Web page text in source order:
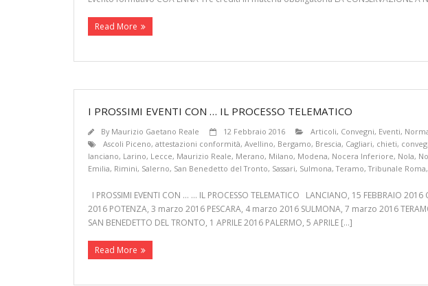
Read More
I PROSSIMI EVENTI CON … IL PROCESSO TELEMATICO
By Maurizio Gaetano Reale 12 Febbraio 2016 Articoli, Convegni, Eventi,
Ascoli Piceno, attestazioni conformità, Avellino, Bergamo, Brescia, Cagliari, chieti,
lanciano, Larino, Lecce, Maurizio Reale, Merano, Milano, Modena, Nocera Inferiore, Nola,
Emilia, Rimini, Salerno, San Benedetto del Tronto, Sassari, Sulmona,Teramo,Tribunale Roma,
I PROSSIMI EVENTI CON … … IL PROCESSO TELEMATICO LANCIANO, 15 FEBBRAIO
2016 POTENZA, 3 marzo 2016 PESCARA, 4 marzo 2016 SULMONA, 7 marzo 2016
SAN BENEDETTO DEL TRONTO, 1 APRILE 2016 PALERMO, 5 APRILE […]
Read More